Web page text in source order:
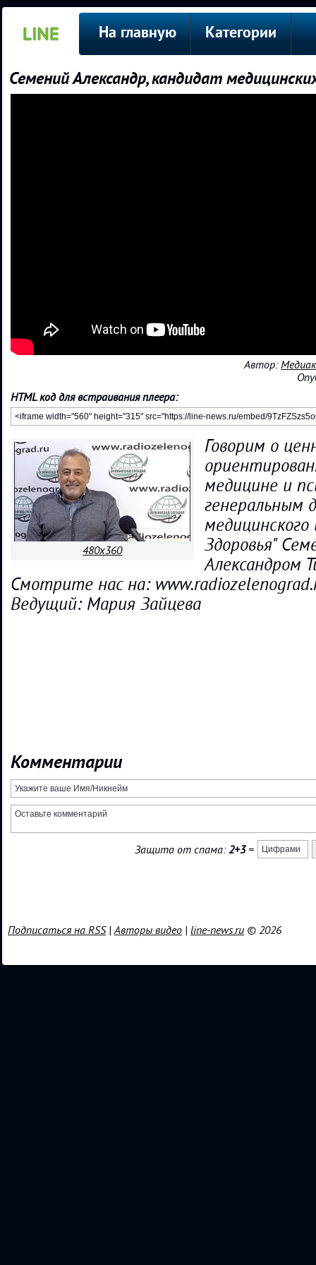
На главную Категории
Семений Александр, кандидат
Автор:
HTML код для встраивания плеера:
480x360
Говорим о
медицине и
генеральным
Здоровья"
Александром
Смотрите нас на:
Ведущий: Мария Зайцева
Комментарии
Защита от спама:2+3=
Подписаться на RSS|Авторы видео | line-news.ru © 2026